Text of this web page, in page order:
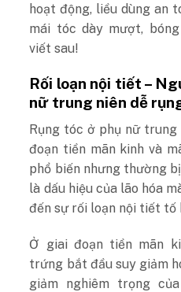
hoạt động, liều dùng an
mái tóc dày mượt,
viết sau!
Rối loạn nội tiết –
nữ trung niên dễ
Rụng tóc ở phụ nữ
đoạn tiền mãn kinh và
phổ biến nhưng thường
là dấu hiệu của lão hóa
đến sự rối loạn nội tiết tố
Ở giai đoạn tiền mãn
trứng bắt đầu suy giảm
giảm nghiêm trọng